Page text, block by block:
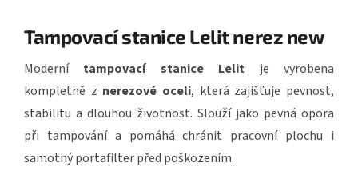
Tampovací stanice Lelit nerez new
Moderní tampovací stanice Lelit je vyrobena
kompletně z nerezové oceli, která zajišťuje pevnost,
stabilitu a dlouhou životnost. Slouží jako pevná opora
při tampování a pomáhá chránit pracovní plochu i
samotný portafilter před poškozením.